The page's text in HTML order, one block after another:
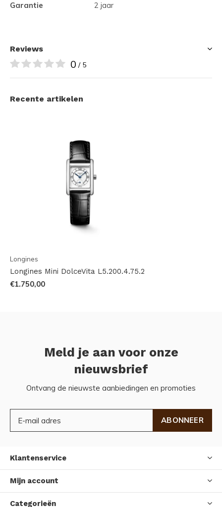
Garantie
2 jaar
Reviews
0 / 5
Recente artikelen
Longines
Longines Mini DolceVita L5.200.4.75.2
€1.750,00
Meld je aan voor onze
nieuwsbrief
Ontvang de nieuwste aanbiedingen en promoties
ABONNEER
Klantenservice
Mijn account
Categorieën